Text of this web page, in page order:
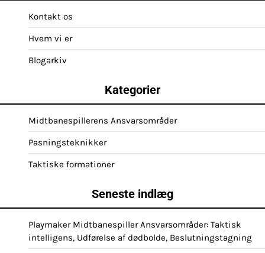
Kontakt os
Hvem vi er
Blogarkiv
Kategorier
Midtbanespillerens Ansvarsområder
Pasningsteknikker
Taktiske formationer
Seneste indlæg
Playmaker Midtbanespiller Ansvarsområder: Taktisk
intelligens, Udførelse af dødbolde, Beslutningstagning